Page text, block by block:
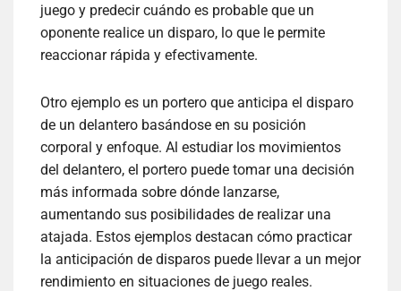
juego y predecir cuándo es probable que un
oponente realice un disparo, lo que le permite
reaccionar rápida y efectivamente.
Otro ejemplo es un portero que anticipa el disparo
de un delantero basándose en su posición
corporal y enfoque. Al estudiar los movimientos
del delantero, el portero puede tomar una decisión
más informada sobre dónde lanzarse,
aumentando sus posibilidades de realizar una
atajada. Estos ejemplos destacan cómo practicar
la anticipación de disparos puede llevar a un mejor
rendimiento en situaciones de juego reales.